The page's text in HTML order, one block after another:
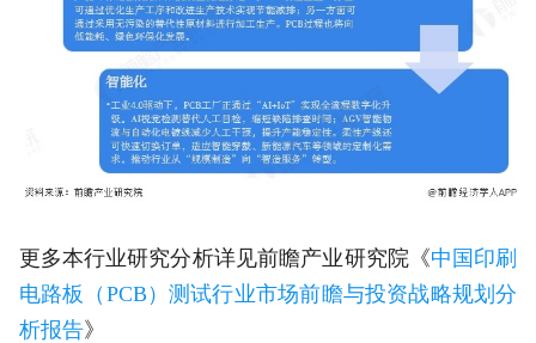
更多本行业研究分析详见前瞻产业研究院《中国印刷
电路板（PCB）测试行业市场前瞻与投资战略规划分
析报告》